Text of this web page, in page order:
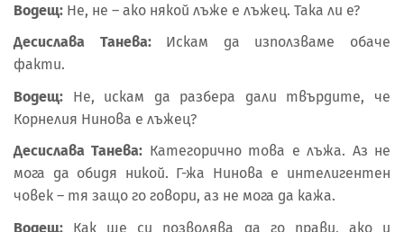
Водещ: Не, не – ако някой лъже е лъжец. Така ли е?
Десислава Танева:Искам да използваме обаче
факти.
Водещ: Не, искам да разбера дали твърдите, че
Корнелия Нинова е лъжец?
Десислава Танева: Категорично това е лъжа. Аз не
мога да обидя никой. Г-жа Нинова е интелигентен
човек – тя защо го говори, аз не мога да кажа.
Водещ: Как ще си позволява да го прави, ако и